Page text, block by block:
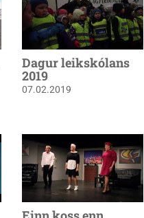
Dagur leikskólans
2019
07.02.2019